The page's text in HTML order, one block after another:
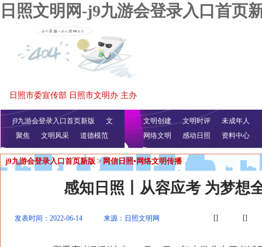
日照文明网-j9九游会登录入口首页
日照市委宣传部 日照市文明办 主办
j9九游会登录入口首页新版
文
明播报
公益视频
聚焦 文明风采 道德模范
文明创建 文明时评
未成年人
网络文明
感动日照 资料中心
j9九游会登录入口首页新版 > 网信日照▪网络文明传播
感知日照丨从容应考 为梦想
发表时间：2022-06-14 来源：日照文明网 [] []